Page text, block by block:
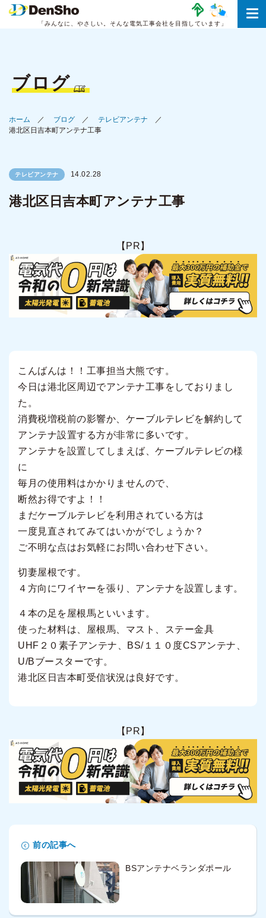
「みんなに、やさしい。 そんな電気工事会社を目指しています」
ブログ
ホーム ブログ
テレビアンテナ
港北区日吉本町アンテナ工事
テレビアンテナ 14.02.28
港北区日吉本町アンテナ工事
【PR】
こんばんは！！工事担当大熊です。
今日は港北区周辺でアンテナ工事をしておりまし
た。
消費税増税前の影響か、ケーブルテレビを解約して
アンテナ設置する方が非常に多いです。
アンテナを設置してしまえば、ケーブルテレビの様
に
毎月の使用料はかかりませんので、
断然お得ですよ！！
まだケーブルテレビを利用されている方は
一度見直されてみてはいかがでしょうか？
ご不明な点はお気軽にお問い合わせ下さい。
切妻屋根です。
４方向にワイヤーを張り、アンテナを設置します。
４本の足を屋根馬といいます。
使った材料は、屋根馬、マスト、ステー金具
UHF２０素子アンテナ、BS/１１０度CSアンテナ、
U/Bブースターです。
港北区日吉本町受信状況は良好です。
【PR】
前の記事へ
BSアンテナベランダポール